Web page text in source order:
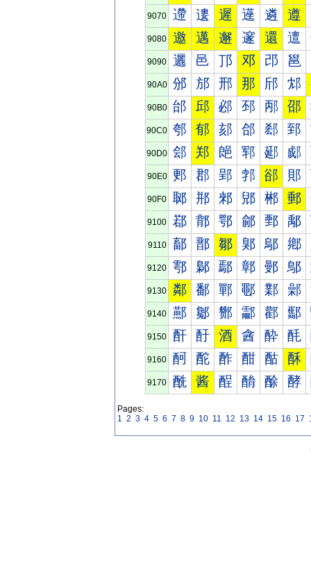
9070 遰 遱 遲 遳 遴 遵
9080 邀 邁 邂 邃 還 邅
9090 邐 邑 邒 邓 邔 邕
90A0 邠 邡 邢 那 邤 邥
90B0 邰 邱 邲 邳 邴 邵
90C0 郀 郁 郂 郃 郄 郅
90D0 郐 郑 郒 郓 郔 郕
90E0 郠 郡 郢 郣 郤 郥
90F0 郰 郱 郲 郳 郴 郵
9100 鄀 鄁 鄂 鄃 鄄 鄅
9110 鄐 鄑 鄒 鄓 鄔 鄕
9120 鄠 鄡 鄢 鄣 鄤 鄥
9130 鄰 鄱 鄲 鄳 鄴 鄵
9140 酀 酁 酂 酃 酄 酅
9150 酐 酑 酒 酓 酔 酕
9160 酠 酡 酢 酣 酤 酥
9170 酰 酱 酲 酳 酴 酵
Pages:
1 2 3 4 5 6 7 8 9 10 11 12 13 14 15 16 17